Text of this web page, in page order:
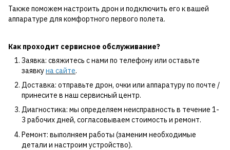
Также поможем настроить дрон и подключить его к вашей
аппаратуре для комфортного первого полета.
Как проходит сервисное обслуживание?
Заявка: свяжитесь с нами по телефону или оставьте
заявкуна сайте.
Доставка: отправьте дрон, очки или аппаратуру по почте /
принесите в наш сервисный центр.
Диагностика: мы определяем неисправность в течение 1-
3 рабочих дней, согласовываем стоимость и ремонт.
Ремонт: выполняем работы (заменим необходимые
детали и настроим устройство).